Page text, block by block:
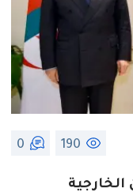
190
0
الخارجية